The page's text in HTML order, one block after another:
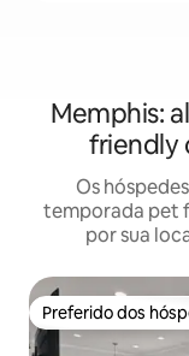
Memphis:
friendly
Os
temporada pet
por sua
Preferido dos
Preferido dos